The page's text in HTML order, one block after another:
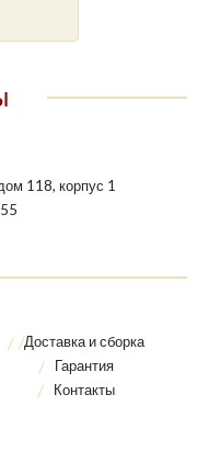
118, корпус 1
Доставка и сборка
Гарантия
Контакты